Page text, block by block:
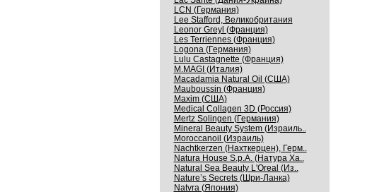
LCN (Германия)
Lee Stafford, Великобритания
Leonor Greyl (Франция)
Les Terriennes (Франция)
Logona (Германия)
Lulu Castagnette (Франция)
M.MAGI (Италия)
Macadamia Natural Oil (США)
Mauboussin (Франция)
Maxim (США)
Medical Collagen 3D (Россия)
Mertz Solingen (Германия)
Mineral Beauty System (Израиль..
Moroccanoil (Израиль)
Nachtkerzen (Нахткерцен), Герм..
Natura House S.p.A. (Натура Ха..
Natural Sea Beauty L'Oreal (Из..
Nature’s Secrets (Шри-Ланка)
Natvra (Япония)